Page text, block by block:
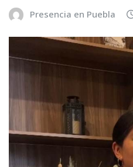
Presencia en Puebla